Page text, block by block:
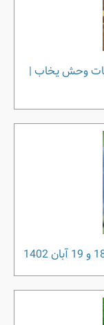
حیات وحش یخاب |